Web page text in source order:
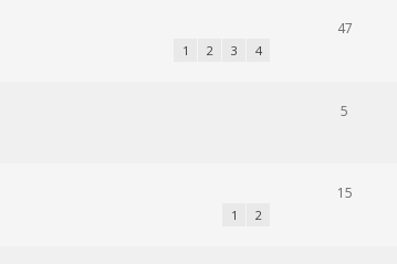
1 2 3 4
47
5
1 2
15